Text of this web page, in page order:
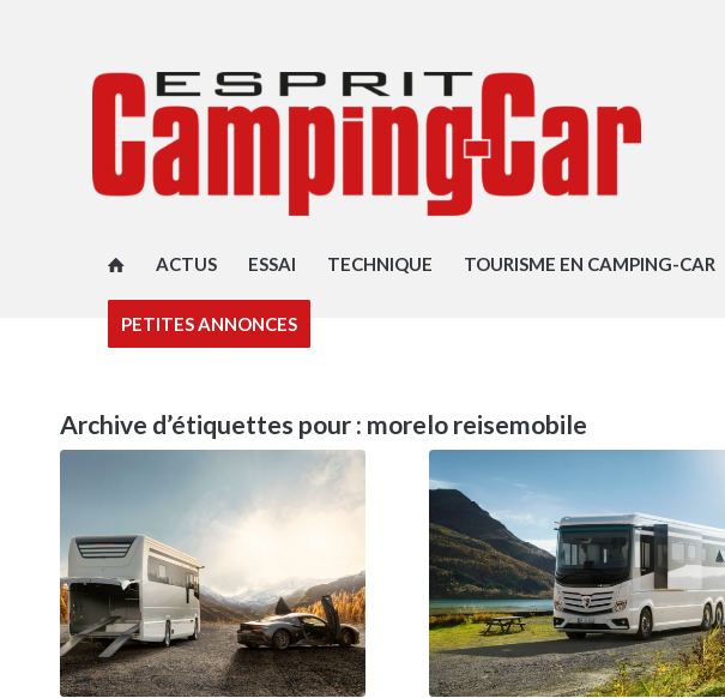
ACTUS ESSAI TECHNIQUE TOURISME EN CAMPING-CAR
PETITES ANNONCES
Archive d’étiquettes pour : morelo reisemobile